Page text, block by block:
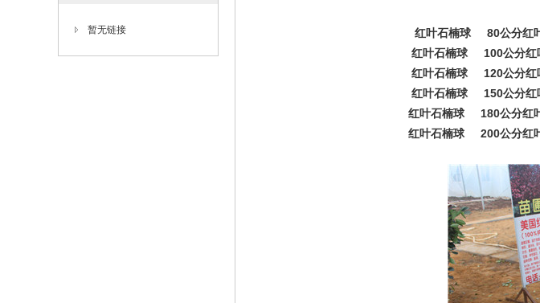
暂无链接
红叶石楠球 80公分
红叶石楠球 100公分
红叶石楠球 120公分
红叶石楠球 150公分
红叶石楠球 180公分
红叶石楠球 200公分